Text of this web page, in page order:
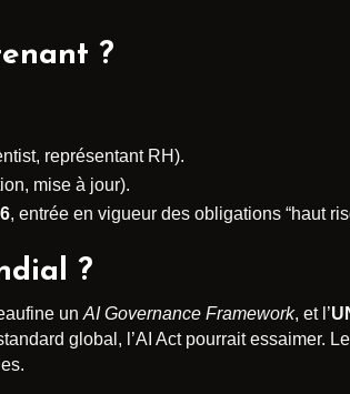
?
représentant RH).
mise à jour).
, entrée en vigueur des obligations “haut
?
un AI Governance Framework, et l’
global, l’AI Act pourrait essaimer.